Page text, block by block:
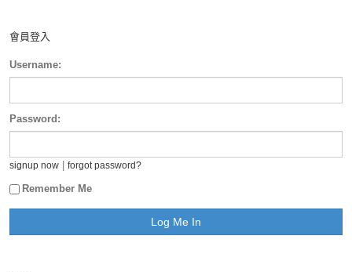
會員登入
Username:
Password:
signup now forgot password?
Remember Me